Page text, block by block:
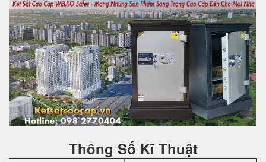
Thông Số Kĩ Thuật